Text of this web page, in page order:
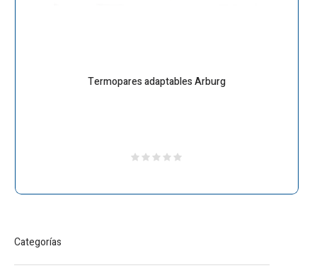
Termopares adaptables Arburg
Categorías